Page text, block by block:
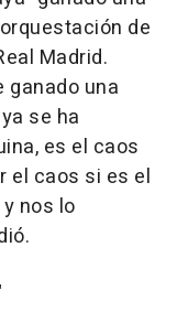
de
Madrid.
ganado una
se ha
es el caos
el caos si es el
nos lo